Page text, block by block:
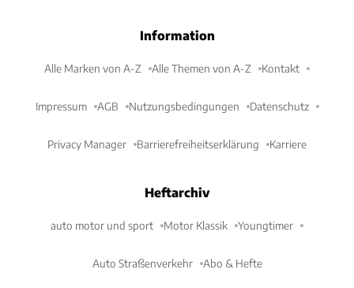
Information
Alle Marken von A-Z Alle Themen von A-Z Kontakt
Impressum AGB Nutzungsbedingungen Datenschutz
Privacy Manager Barrierefreiheitserklärung Karriere
Heftarchiv
auto motor und sport Motor Klassik Youngtimer
Auto Straßenverkehr Abo & Hefte